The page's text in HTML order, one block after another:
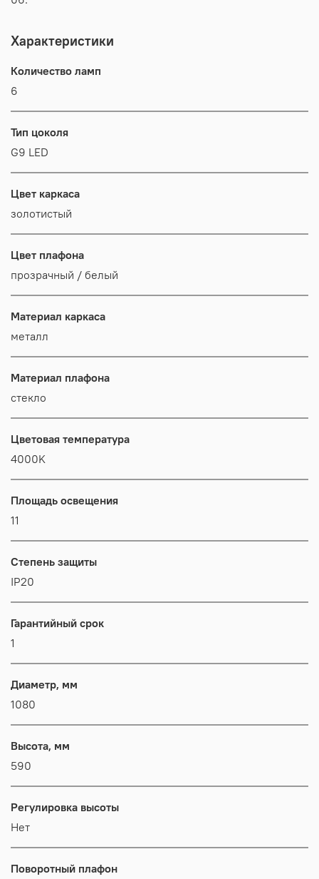
Характеристики
Количество ламп
6
Тип цоколя
G9 LED
Цвет каркаса
золотистый
Цвет плафона
прозрачный / белый
Материал каркаса
металл
Материал плафона
стекло
Цветовая температура
4000K
Площадь освещения
11
Степень защиты
IP20
Гарантийный срок
1
Диаметр, мм
1080
Высота, мм
590
Регулировка высоты
Нет
Поворотный плафон